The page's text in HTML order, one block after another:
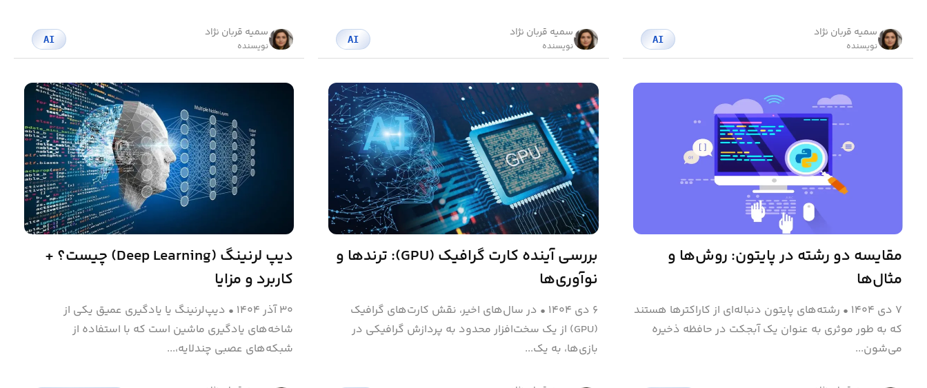
سمیه قربان نژاد
نویسنده
AI سمیه قربان نژاد
نویسنده
AI سمیه قربان نژاد
نویسنده
AI
مقایسه دو رشته در پایتون: روش‌ها و
مثال‌ها
۷ دی ۱۴۰۴ • رشته‌های پایتون دنباله‌ای از کاراکترها هستند
که به طور موثری به عنوان یک آبجکت در حافظه ذخیره
می‌شون...
بررسی آینده کارت گرافیک (GPU): ترندها و
نوآوری‌ها
۶ دی ۱۴۰۴ • در سال‌های اخیر، نقش کارت‌های گرافیک
(GPU) از یک سخت‌افزار محدود به پردازش گرافیکی در
بازی‌ها، به یک...
دیپ لرنینگ (Deep Learning) چیست؟ +
کاربرد و مزایا
۳۰ آذر ۱۴۰۴ • دیپ‌لرنینگ یا یادگیری عمیق یکی از
شاخه‌های یادگیری ماشین است که با استفاده از
شبکه‌های عصبی چندلایه،...